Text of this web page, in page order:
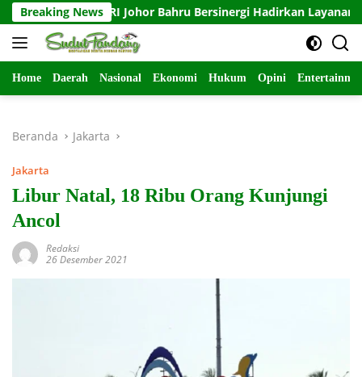
Langsung
ke
konten
Breaking News
dan KJRI Johor Bahru Bersinergi Hadirkan Layanan Isbat
Home Daerah Nasional Ekonomi Hukum Opini
Beranda Jakarta
Jakarta
Libur Natal, 18 Ribu Orang Kunjungi
Ancol
Redaksi
26 Desember 2021